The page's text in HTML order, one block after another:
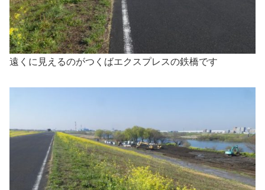
遠くに見えるのがつくばエクスプレスの鉄橋です